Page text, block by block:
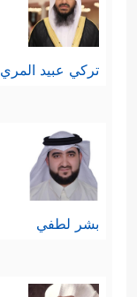
تركي عبيد المري
بشر لطفي